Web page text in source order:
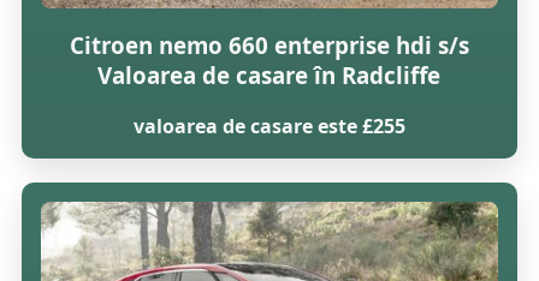
Citroen nemo 660 enterprise hdi s/s
Valoarea de casare în Radcliffe
valoarea de casare este £255